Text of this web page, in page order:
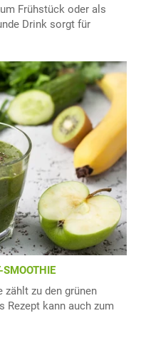
Frühstück oder als
Drink sorgt für
zählt zu den grünen
Rezept kann auch zum